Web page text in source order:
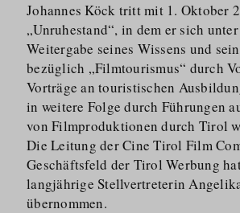
Johannes Köck tritt mit 1. Oktober
„Unruhestand“, in dem er sich
Weitergabe seines Wissens und
bezüglich „Filmtourismus“ durch
Vorträge an touristischen
in weitere Folge durch Führungen
von Filmproduktionen durch Tirol
Die Leitung der Cine Tirol Film
Geschäftsfeld der Tirol Werbung
langjährige Stellver­treterin
übernommen.